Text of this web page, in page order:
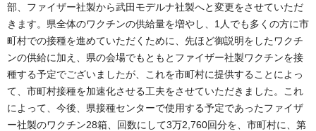
部、ファイザー社製から武田モデルナ社製へと変更をさせていただ
きます。県全体のワクチンの供給量を増やし、1人でも多くの方に市
町村での接種を進めていただくために、先ほど御説明をしたワクチ
ンの供給に加え、県の会場でもともとファイザー社製ワクチンを接
種する予定でございましたが、これを市町村に提供することによっ
て、市町村接種を加速化させる工夫をさせていただきました。これ
によって、今後、県接種センターで使用する予定であったファイザ
ー社製のワクチン28箱、回数にして3万2,760回分を、市町村に、第